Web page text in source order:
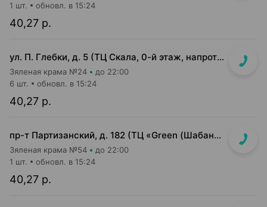
40,27 р.
1 шт. обновл. в 15:24
ул. П. Глебки, д. 5 (ТЦ Скала, 0-й этаж, напротив входа в г-т "Green")
Зяленая крама №24 до 22:00
40,27 р.
6 шт. обновл. в 15:24
пр-т Партизанский, д. 182 (ТЦ «Green (Шабаны)» островок напротив касс)
Зяленая крама №54 до 22:00
40,27 р.
1 шт. обновл. в 15:24